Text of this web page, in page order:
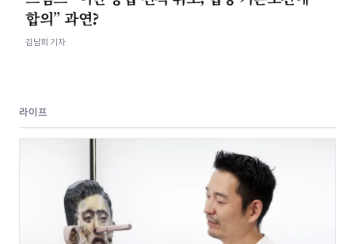
합의” 과연?
김남희 기자
라이프